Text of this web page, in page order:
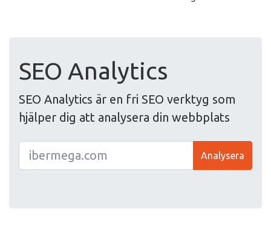
SEO Analytics
SEO Analytics är en fri SEO verktyg som
hjälper dig att analysera din webbplats
Analysera